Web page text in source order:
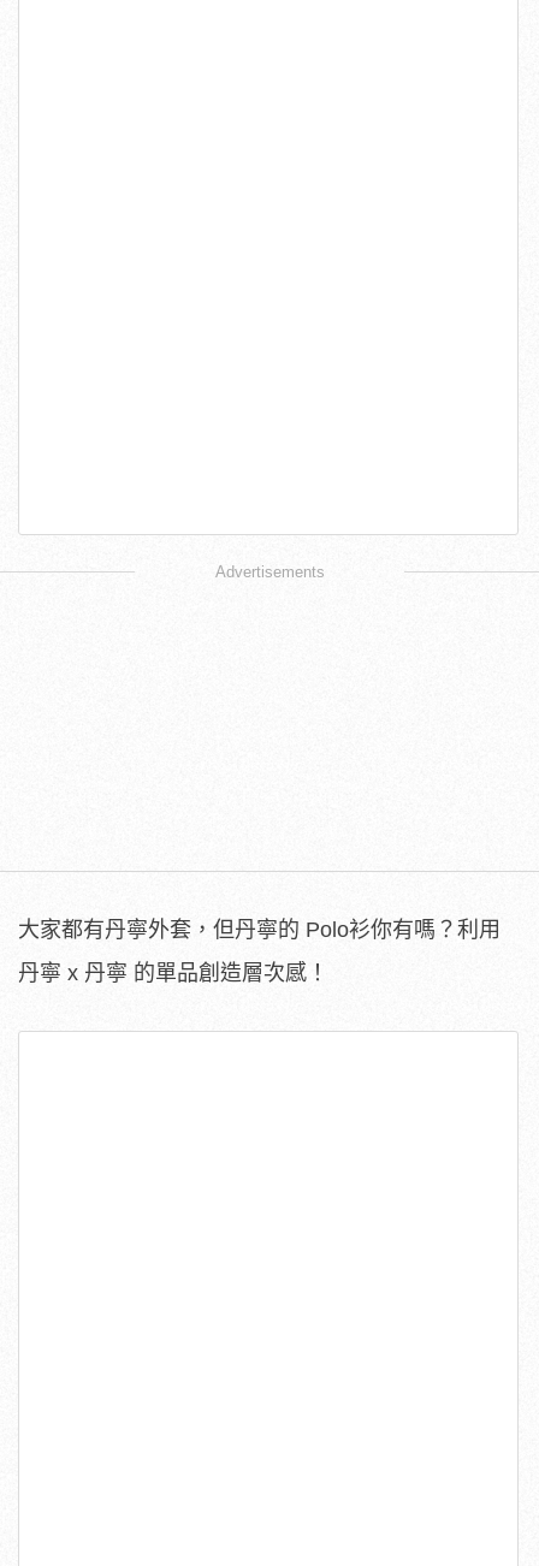
Advertisements
大家都有丹寧外套，但丹寧的 Polo衫你有嗎？利用
丹寧 x 丹寧 的單品創造層次感！